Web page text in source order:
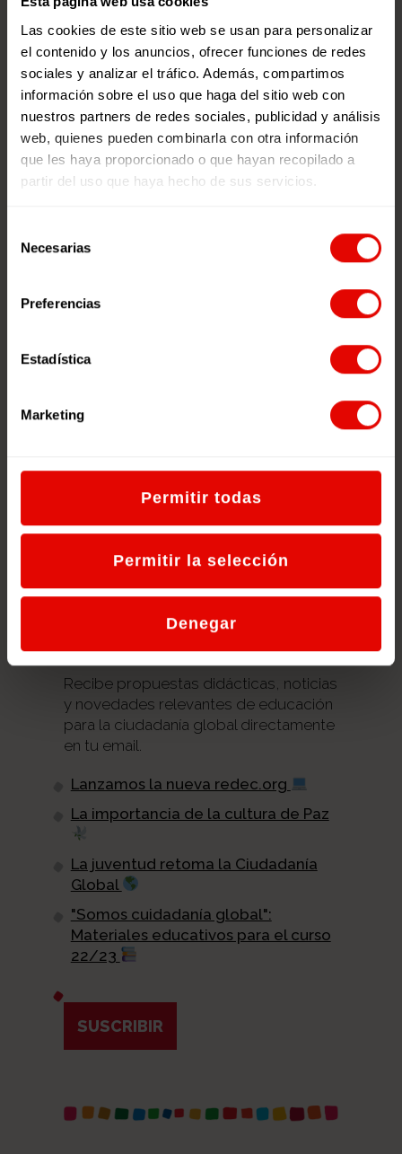
Las cookies de este sitio web se usan para personalizar
el contenido y los anuncios, ofrecer funciones de redes
sociales y analizar el tráfico. Además, compartimos
información sobre el uso que haga del sitio web con
nuestros partners de redes sociales, publicidad y análisis
web, quienes pueden combinarla con otra información
que les haya proporcionado o que hayan recopilado a
partir del uso que haya hecho de sus servicios.
Necesarias
Preferencias
Estadística
Marketing
Permitir todas
Permitir la selección
Denegar
Podcast ‘Empatía
Global’
Podcasts sobre Ciudadanía Global
realizados por jóvenes de
Entreculturas.
Agentes de Cambio?
trabajar con jóvenes?
en redes juveniles?
juveniles?
Suscríbete a nuestro
Recibe propuestas didácticas, noticias
y novedades relevantes de educación
para la ciudadanía global directamente
en tu email.
Lanzamos la nueva redec.org
La importancia de la cultura de Paz
La juventud retoma la Ciudadanía
Global
"Somos cuidadanía global":
Materiales educativos para el curso
22/23
SUSCRIBIR